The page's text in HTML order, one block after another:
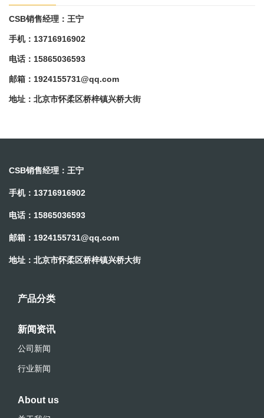
CSB销售经理：王宁
手机：13716916902
电话：15865036593
邮箱： 1924155731@qq.com
地址：北京市怀柔区桥梓镇兴桥大街
CSB销售经理：王宁
手机：13716916902
电话：15865036593
邮箱： 1924155731@qq.com
地址：北京市怀柔区桥梓镇兴桥大街
产品分类
新闻资讯
公司新闻
行业新闻
About us